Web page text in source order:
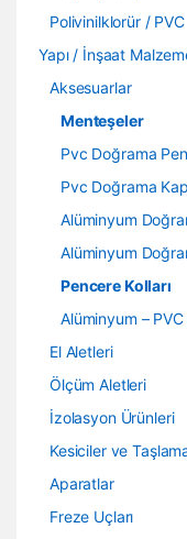
Polivinilklorür / PVC
Yapı / İnşaat
Aksesuarlar
Menteşeler
Pvc Doğrama
Pvc Doğrama
Alüminyum
Alüminyum
Pencere Kolları
Alüminyum –
El Aletleri
Ölçüm Aletleri
İzolasyon Ürünleri
Kesiciler ve
Aparatlar
Freze Uçları